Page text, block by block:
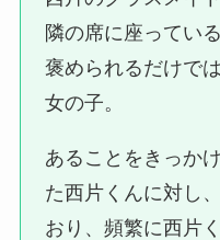
隣の席に座ってい
褒められるだけで
女の子。
あることをきっか
た西片くんに対し
おり、頻繁に西片